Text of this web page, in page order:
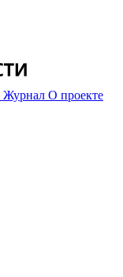
Журнал О проекте